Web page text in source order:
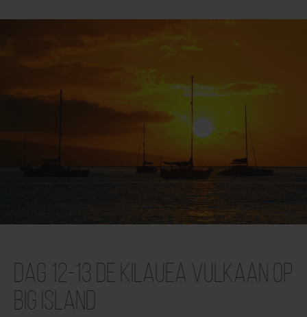
Dag 12-13 De Kilauea vulkaan op
Big Island